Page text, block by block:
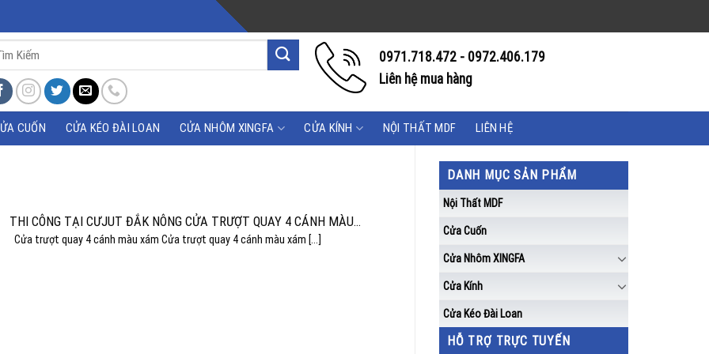
0971.718.472 - 0972.406.179
Liên hệ mua hàng
CUỐN CỬA KÉO ĐÀI LOAN CỬA NHÔM XINGFA CỬA KÍNH NỘI THẤT MDF LIÊN HỆ
THI CÔNG TẠI CƯJUT ĐẮK NÔNG CỬA TRƯỢT QUAY 4 CÁNH MÀU
XÁM GHI
Cửa trượt quay 4 cánh màu xám Cửa trượt quay 4 cánh màu xám [...]
DANH MỤC SẢN PHẨM
Nội Thất MDF
Cửa Cuốn
Cửa Nhôm XINGFA
Cửa Kính
Cửa Kéo Đài Loan
HỖ TRỢ TRỰC TUYẾN